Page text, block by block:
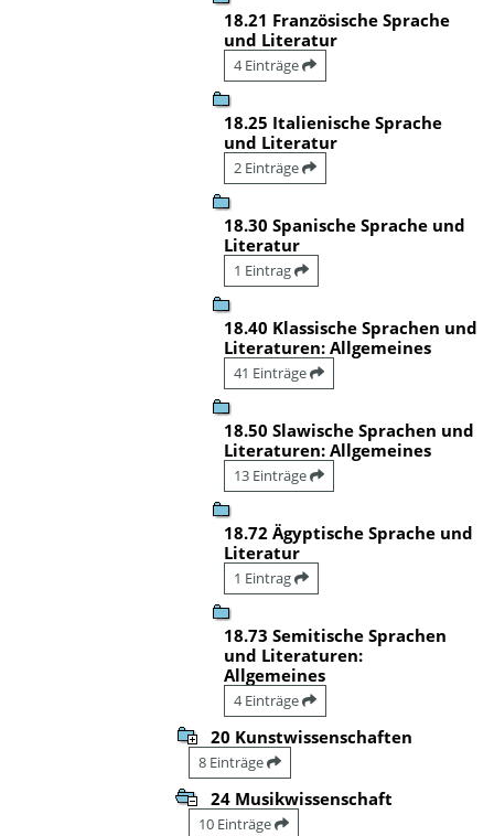
18.21 Französische Sprache
und Literatur
4 Einträge
18.25 Italienische Sprache
und Literatur
2 Einträge
18.30 Spanische Sprache und
Literatur
1 Eintrag
18.40 Klassische Sprachen und
Literaturen: Allgemeines
41 Einträge
18.50 Slawische Sprachen und
Literaturen: Allgemeines
13 Einträge
18.72 Ägyptische Sprache und
Literatur
1 Eintrag
18.73 Semitische Sprachen
und Literaturen:
Allgemeines
4 Einträge
20 Kunstwissenschaften
8 Einträge
24 Musikwissenschaft
10 Einträge